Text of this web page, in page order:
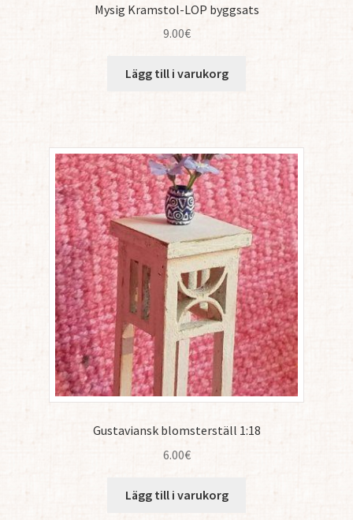
Mysig Kramstol-LOP byggsats
9.00€
Lägg till i varukorg
Gustaviansk blomsterställ 1:18
6.00€
Lägg till i varukorg